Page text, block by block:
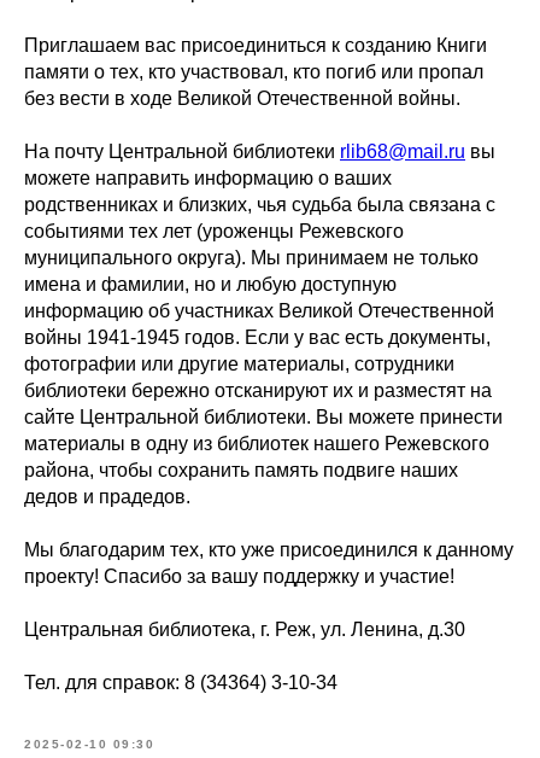
Приглашаем вас присоединиться к созданию Книги
памяти о тех, кто участвовал, кто погиб или пропал
без вести в ходе Великой Отечественной войны.
На почту Центральной библиотеки rlib68@mail.ru вы
можете направить информацию о ваших
родственниках и близких, чья судьба была связана с
событиями тех лет (уроженцы Режевского
муниципального округа). Мы принимаем не только
имена и фамилии, но и любую доступную
информацию об участниках Великой Отечественной
войны 1941-1945 годов. Если у вас есть документы,
фотографии или другие материалы, сотрудники
библиотеки бережно отсканируют их и разместят на
сайте Центральной библиотеки. Вы можете принести
материалы в одну из библиотек нашего Режевского
района, чтобы сохранить память подвиге наших
дедов и прадедов.
Мы благодарим тех, кто уже присоединился к данному
проекту! Спасибо за вашу поддержку и участие!
Центральная библиотека, г. Реж, ул. Ленина, д.30
Тел. для справок: 8 (34364) 3-10-34
2025-02-10 09:30